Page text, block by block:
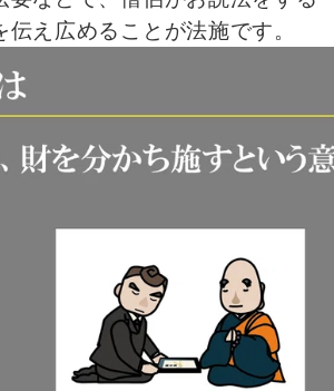
え広めることが法施です。